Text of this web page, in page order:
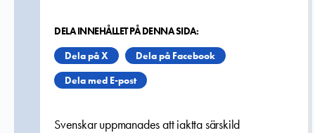
DELA INNEHÅLLET PÅ DENNA SIDA:
Dela på X
Dela på Facebook
Dela med E-post
Svenskar uppmanades att iaktta särskild